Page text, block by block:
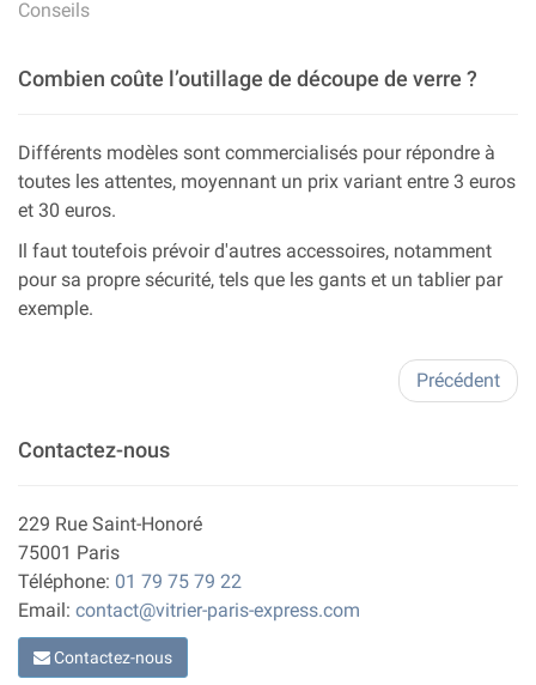
Conseils
Combien coûte l’outillage de découpe de verre ?
Différents modèles sont commercialisés pour répondre à
toutes les attentes, moyennant un prix variant entre 3 euros
et 30 euros.
Il faut toutefois prévoir d'autres accessoires, notamment
pour sa propre sécurité, tels que les gants et un tablier par
exemple.
Précédent
Contactez-nous
229 Rue Saint-Honoré
75001 Paris
Téléphone: 01 79 75 79 22
Email: contact@vitrier-paris-express.com
Contactez-nous